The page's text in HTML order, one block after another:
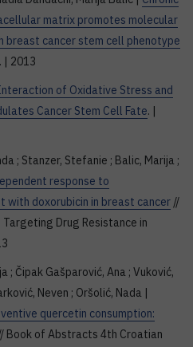
matrix promotes molecular
breast cancer stem cell phenotype
. | 2013
of Oxidative Stress and
Cancer Stem Cell Fate. |
; Stanzer, Stefanie ; Balic, Marija ;
response to
with doxorubicin in breast cancer //
Drug Resistance in
; Čipak Gašparović, Ana ; Vuković,
Neven ; Oršolić, Nada |
quercetin consumption:
Book of Abstracts 4th Croatian